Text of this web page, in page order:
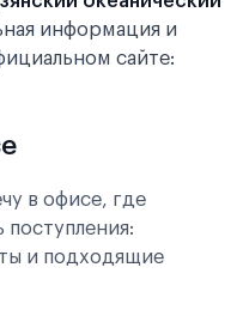
информация и
сайте:
в офисе, где
и подходящие